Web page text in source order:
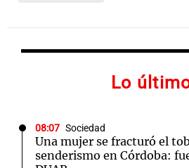
Lo
08:07 Sociedad
Una mujer se fracturó el
senderismo en Córdoba: